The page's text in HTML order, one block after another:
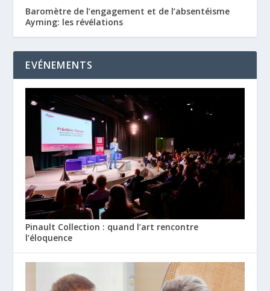
Baromètre de l’engagement et de l’absentéisme
Ayming: les révélations
EVÉNEMENTS
Pinault Collection : quand l’art rencontre
l’éloquence